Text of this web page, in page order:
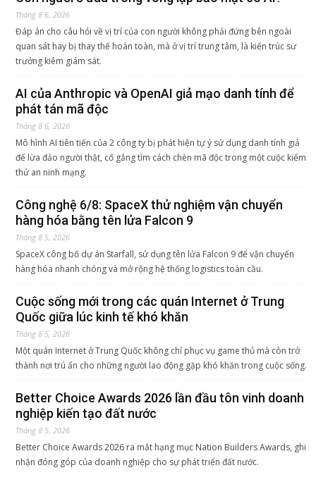
Tháng 8 6, 2026
Đáp án cho câu hỏi về vị trí của con người không phải đứng bên ngoài
quan sát hay bị thay thế hoàn toàn, mà ở vị trí trung tâm, là kiến trúc sư
trưởng kiêm giám sát.
AI của Anthropic và OpenAI giả mạo danh tính để
phát tán mã độc
Tháng 8 6, 2026
Mô hình AI tiên tiến của 2 công ty bị phát hiện tự ý sử dụng danh tính giả
để lừa đảo người thật, cố gắng tìm cách chèn mã độc trong một cuộc kiểm
thử an ninh mạng.
Công nghệ 6/8: SpaceX thử nghiệm vận chuyển
hàng hóa bằng tên lửa Falcon 9
Tháng 8 5, 2026
SpaceX công bố dự án Starfall, sử dụng tên lửa Falcon 9 để vận chuyển
hàng hóa nhanh chóng và mở rộng hệ thống logistics toàn cầu.
Cuộc sống mới trong các quán Internet ở Trung
Quốc giữa lúc kinh tế khó khăn
Tháng 8 5, 2026
Một quán Internet ở Trung Quốc không chỉ phục vụ game thủ mà còn trở
thành nơi trú ẩn cho những người lao động gặp khó khăn trong cuộc sống.
Better Choice Awards 2026 lần đầu tôn vinh doanh
nghiệp kiến tạo đất nước
Tháng 8 5, 2026
Better Choice Awards 2026 ra mắt hạng mục Nation Builders Awards, ghi
nhận đóng góp của doanh nghiệp cho sự phát triển đất nước.